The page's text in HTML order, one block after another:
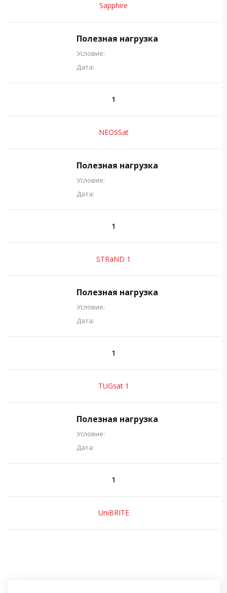
Sapphire
Полезная нагрузка
Условие:
Дата:
1
NEOSSat
Полезная нагрузка
Условие:
Дата:
1
STRaND 1
Полезная нагрузка
Условие:
Дата:
1
TUGsat 1
Полезная нагрузка
Условие:
Дата:
1
UniBRITE